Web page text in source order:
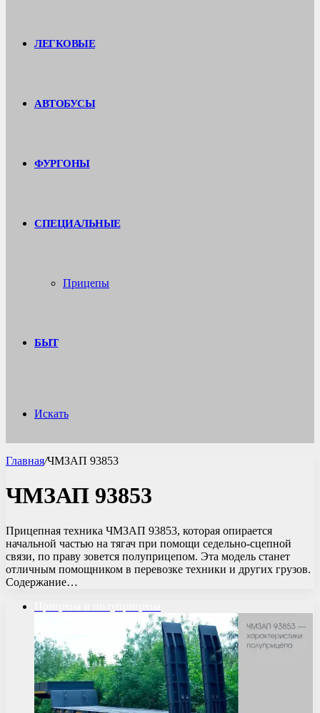
ЛЕГКОВЫЕ
АВТОБУСЫ
ФУРГОНЫ
СПЕЦИАЛЬНЫЕ
Прицепы
БЫТ
Искать
Главная/ЧМЗАП 93853
ЧМЗАП 93853
Прицепная техника ЧМЗАП 93853, которая опирается
начальной частью на тягач при помощи седельно-сцепной
связи, по праву зовется полуприцепом. Эта модель станет
отличным помощником в перевозке техники и других грузов.
Содержание…